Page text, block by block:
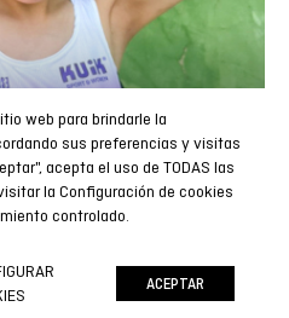
web para brindarle la
sus preferencias y visitas
acepta el uso de TODAS las
la Configuración de cookies
controlado.
ACEPTAR